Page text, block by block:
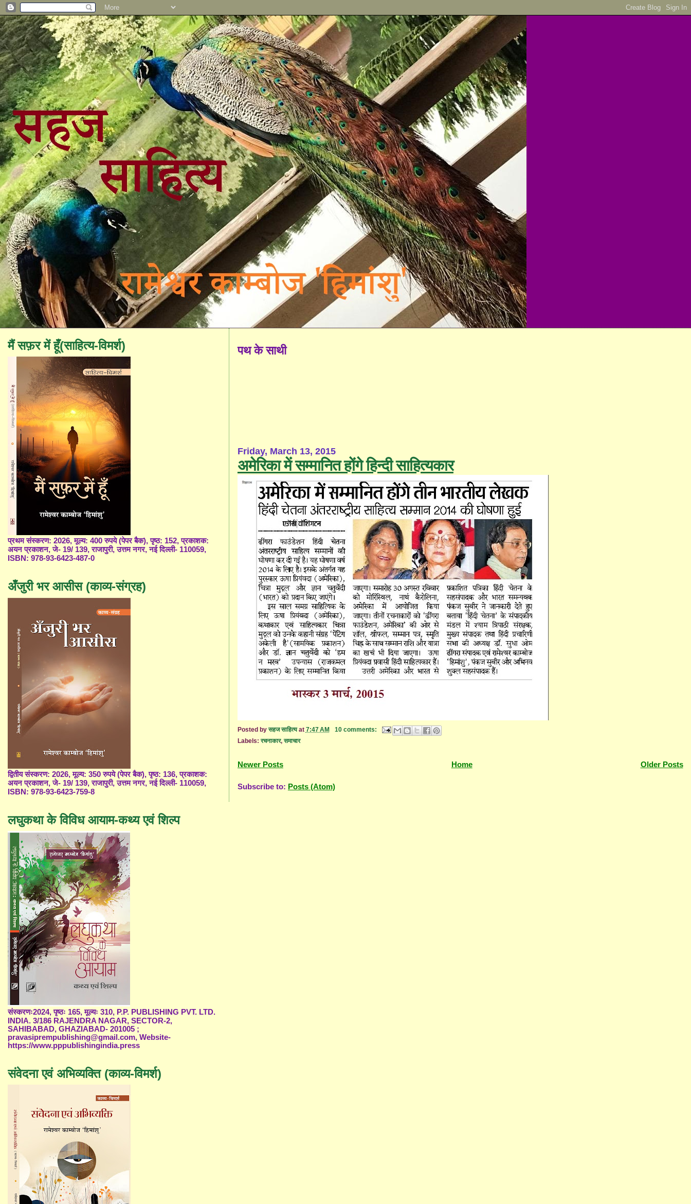
पथ के साथी
Friday, March 13, 2015
अमेरिका में सम्मानित होंगे हिन्दी साहित्यकार
Posted byसहज साहित्य at 7:47 AM
10 comments:
Labels:रचनाकार,समाचार
Newer Posts Older Posts
Home
Subscribe to: Posts (Atom)
मैं सफ़र में हूँ(साहित्य-विमर्श)
प्रथम संस्करण: 2026, मूल्य: 400 रुपये (पेपर बैक), पृष्ठ: 152, प्रकाशक:
अयन प्रकाशन, जे- 19/ 139, राजापुरी, उत्तम नगर, नई दिल्ली- 110059,
ISBN: 978-93-6423-487-0
अँजुरी भर आसीस (काव्य-संग्रह)
द्वितीय संस्करण: 2026, मूल्य: 350 रुपये (पेपर बैक), पृष्ठ: 136, प्रकाशक:
अयन प्रकाशन, जे- 19/ 139, राजापुरी, उत्तम नगर, नई दिल्ली- 110059,
ISBN: 978-93-6423-759-8
लघुकथा के विविध आयाम-कथ्य एवं शिल्प
संस्करणः2024, पृष्ठः 165, मूल्यः 310, P.P. PUBLISHING PVT. LTD.
INDIA. 3/186 RAJENDRA NAGAR, SECTOR-2,
SAHIBABAD, GHAZIABAD- 201005 ;
pravasiprempublishing@gmail.com, Website-
https://www.pppublishingindia.press
संवेदना एवं अभिव्यक्ति (काव्य-विमर्श)